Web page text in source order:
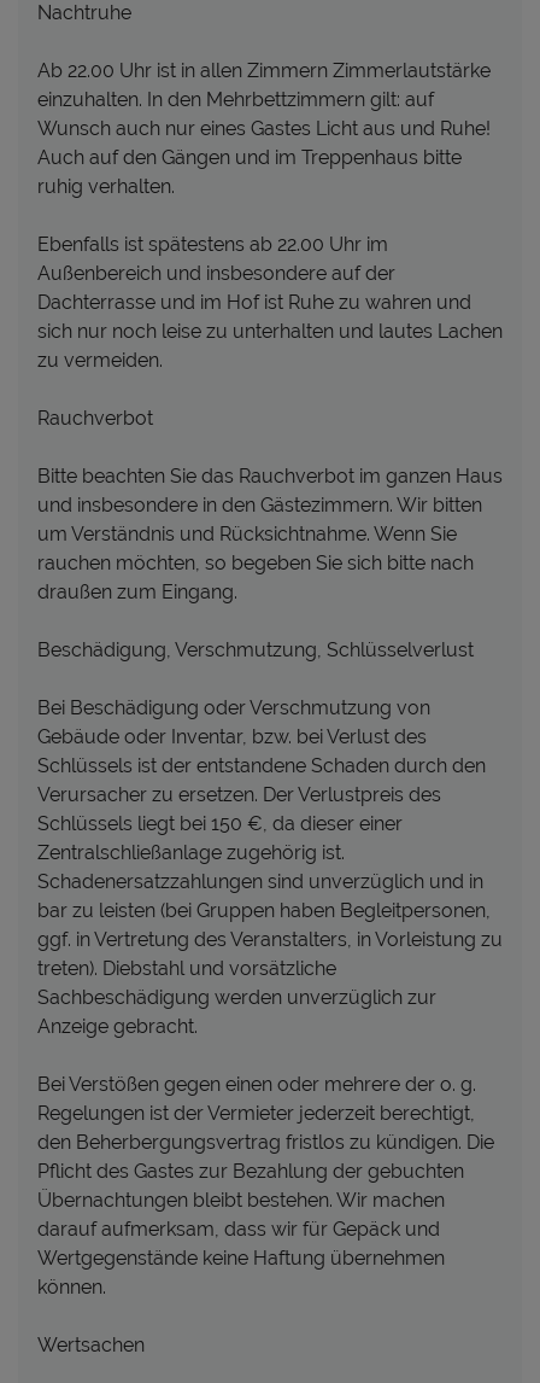
Nachtruhe
Ab 22.00 Uhr ist in allen Zimmern Zimmerlautstärke
einzuhalten. In den Mehrbettzimmern gilt: auf
Wunsch auch nur eines Gastes Licht aus und Ruhe!
Auch auf den Gängen und im Treppenhaus bitte
ruhig verhalten.
Ebenfalls ist spätestens ab 22.00 Uhr im
Außenbereich und insbesondere auf der
Dachterrasse und im Hof ist Ruhe zu wahren und
sich nur noch leise zu unterhalten und lautes Lachen
zu vermeiden.
Rauchverbot
Bitte beachten Sie das Rauchverbot im ganzen Haus
und insbesondere in den Gästezimmern. Wir bitten
um Verständnis und Rücksichtnahme. Wenn Sie
rauchen möchten, so begeben Sie sich bitte nach
draußen zum Eingang.
Beschädigung, Verschmutzung, Schlüsselverlust
Bei Beschädigung oder Verschmutzung von
Gebäude oder Inventar, bzw. bei Verlust des
Schlüssels ist der entstandene Schaden durch den
Verursacher zu ersetzen. Der Verlustpreis des
Schlüssels liegt bei 150 €, da dieser einer
Zentralschließanlage zugehörig ist.
Schadenersatzzahlungen sind unverzüglich und in
bar zu leisten (bei Gruppen haben Begleitpersonen,
ggf. in Vertretung des Veranstalters, in Vorleistung zu
treten). Diebstahl und vorsätzliche
Sachbeschädigung werden unverzüglich zur
Anzeige gebracht.
Bei Verstößen gegen einen oder mehrere der o. g.
Regelungen ist der Vermieter jederzeit berechtigt,
den Beherbergungsvertrag fristlos zu kündigen. Die
Pflicht des Gastes zur Bezahlung der gebuchten
Übernachtungen bleibt bestehen. Wir machen
darauf aufmerksam, dass wir für Gepäck und
Wertgegenstände keine Haftung übernehmen
können.
Wertsachen